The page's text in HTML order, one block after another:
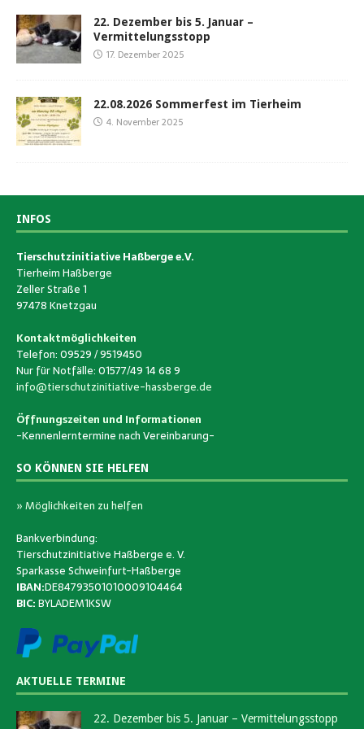
22. Dezember bis 5. Januar –
Vermittelungsstopp
17. Dezember 2025
22.08.2026 Sommerfest im Tierheim
4. November 2025
INFOS
Tierschutzinitiative Haßberge e.V.
Tierheim Haßberge
Zeller Straße 1
97478 Knetzgau
Kontaktmöglichkeiten
Telefon: 09529 / 9519450
Nur für Notfälle: 01577/49 14 68 9
info@tierschutzinitiative-hassberge.de
Öffnungszeiten und Informationen
-Kennenlerntermine nach Vereinbarung-
SO KÖNNEN SIE HELFEN
» Möglichkeiten zu helfen
Bankverbindung:
Tierschutzinitiative Haßberge e. V.
Sparkasse Schweinfurt-Haßberge
IBAN:DE84793501010009104464
BIC:BYLADEM1KSW
AKTUELLE TERMINE
22. Dezember bis 5. Januar – Vermittelungsstopp